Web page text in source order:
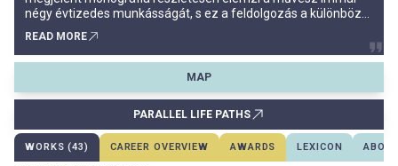
négy évtizedes munkásságát, s ez a feldolgozás a különböző,
felvillantásával a magyar fotóművészet egyik legsokoldalúbb,
egyik legkülönösebb műveket alkotó művészének portréját
READ MORE
MAP
PARALLEL LIFE PATHS
WORKS (43) CAREER OVERVIEW AWARDS LEXICON